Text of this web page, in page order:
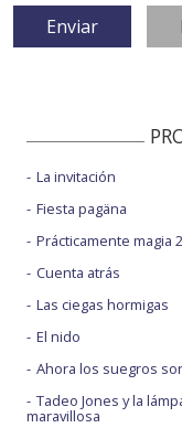
La invitación
Fiesta pagäna
Prácticamente magia 2
Cuenta atrás
Las ciegas hormigas
El nido
Ahora los suegros
Tadeo Jones y la
maravillosa